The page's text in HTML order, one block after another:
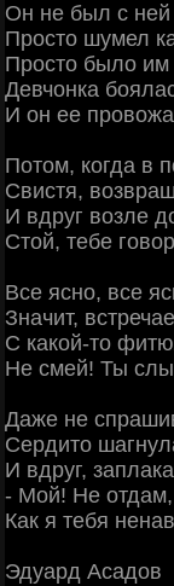
Он не был с ней
Просто шумел
Просто было им
Девчонка
И он ее
Потом, когда в
Свистя,
И вдруг возле
Стой, тебе
Все ясно, все
Значит,
С какой-то
Не смей! Ты
Даже не
Сердито
И вдруг,
- Мой! Не
Как я тебя
Эдуард Асадов